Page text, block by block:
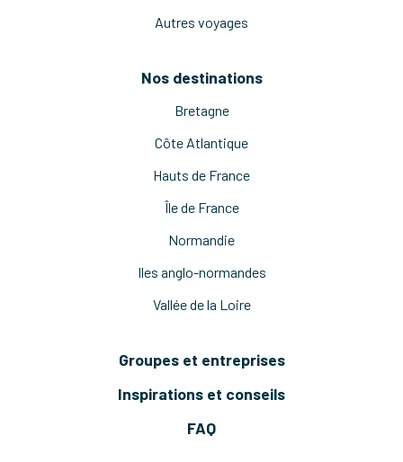
Autres voyages
Nos destinations
Bretagne
Côte Atlantique
Hauts de France
Île de France
Normandie
Iles anglo-normandes
Vallée de la Loire
Groupes et entreprises
Inspirations et conseils
FAQ